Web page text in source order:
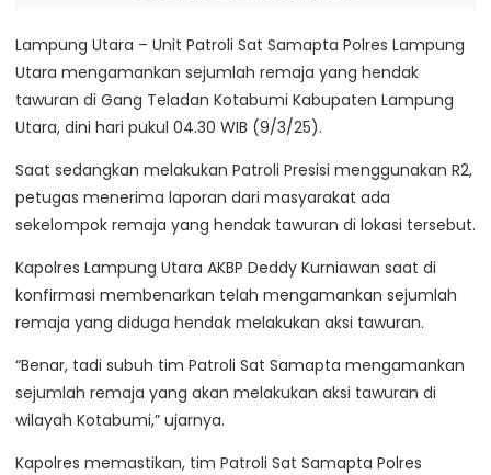
Lampung Utara – Unit Patroli Sat Samapta Polres Lampung
Utara mengamankan sejumlah remaja yang hendak
tawuran di Gang Teladan Kotabumi Kabupaten Lampung
Utara, dini hari pukul 04.30 WIB (9/3/25).
Saat sedangkan melakukan Patroli Presisi menggunakan R2,
petugas menerima laporan dari masyarakat ada
sekelompok remaja yang hendak tawuran di lokasi tersebut.
Kapolres Lampung Utara AKBP Deddy Kurniawan saat di
konfirmasi membenarkan telah mengamankan sejumlah
remaja yang diduga hendak melakukan aksi tawuran.
“Benar, tadi subuh tim Patroli Sat Samapta mengamankan
sejumlah remaja yang akan melakukan aksi tawuran di
wilayah Kotabumi,” ujarnya.
Kapolres memastikan, tim Patroli Sat Samapta Polres